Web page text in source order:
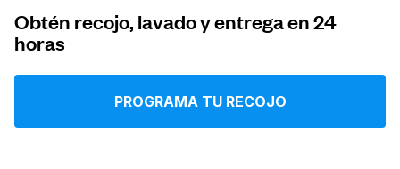
Iniciar sesión
Obtén recojo, lavado y entrega en 24
horas
PROGRAMA TU RECOJO